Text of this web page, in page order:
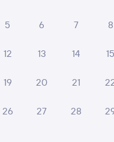
направлению
актуальные
августа 2026 • Поезд 107Е
5 6 7 8
12 13 14 15
19 20 21
26 27 28